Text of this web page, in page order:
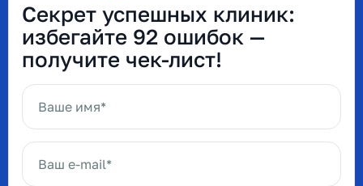
Секрет успешных клиник:
избегайте 92 ошибок —
получите чек-лист!